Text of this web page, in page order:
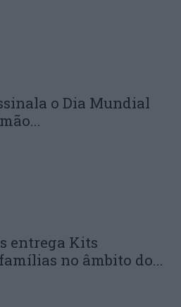
o Dia Mundial
entrega Kits
no âmbito do...